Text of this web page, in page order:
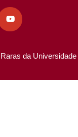

da Universidade